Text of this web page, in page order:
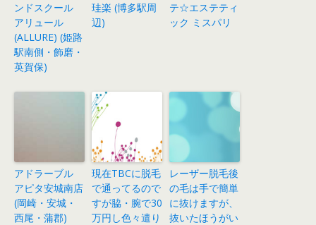
ンドスクール
アリュール
(ALLURE) (姫路
駅南側・飾磨・
英賀保)
珪楽 (博多駅周
辺)
テ☆エステティ
ック ミスパリ
アドラーブル
アピタ安城南店
(岡崎・安城・
西尾・蒲郡)
現在TBCに脱毛
で通ってるので
すが脇・腕で30
万円し色々遣り
レーザー脱毛後
の毛は手で簡単
に抜けますが、
抜いたほうがい